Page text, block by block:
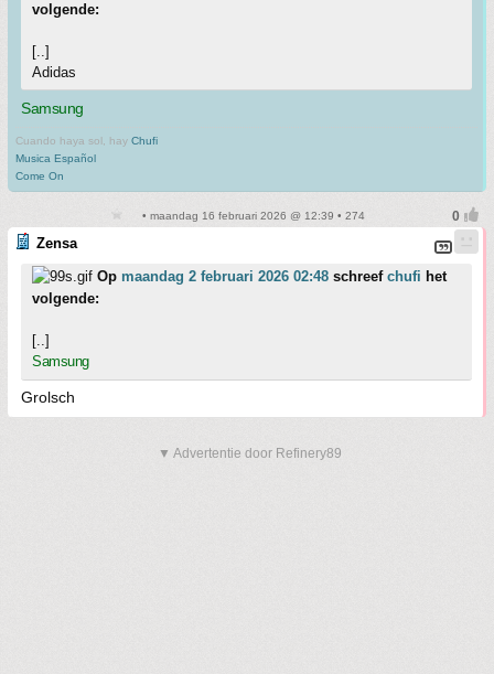
volgende:
[..]
Adidas
Samsung
Cuando haya sol, hay Chufi
Musica Español
Come On
• maandag 16 februari 2026 @ 12:39 • 274
Zensa
Op maandag 2 februari 2026 02:48 schreef chufi het
volgende:
[..]
Samsung
Grolsch
▼ Advertentie door Refinery89